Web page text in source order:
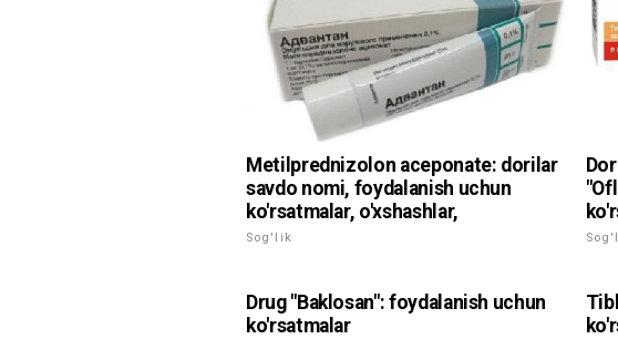
Metilprednizolon aceponate: dorilar
savdo nomi, foydalanish uchun
ko'rsatmalar, o'xshashlar,
Sog'lik
Drug "Baklosan": foydalanish uchun
ko'rsatmalar